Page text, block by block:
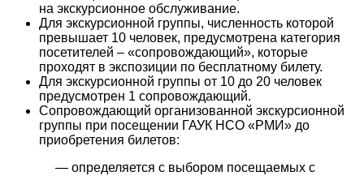
на экскурсионное обслуживание.
Для экскурсионной группы, численность которой
превышает 10 человек, предусмотрена категория
посетителей – «сопровождающий», которые
проходят в экспозиции по бесплатному билету.
Для экскурсионной группы от 10 до 20 человек
предусмотрен 1 сопровождающий.
Сопровождающий организованной экскурсионной
группы при посещении ГАУК НСО «РМИ» до
приобретения билетов:
— определяется с выбором посещаемых с